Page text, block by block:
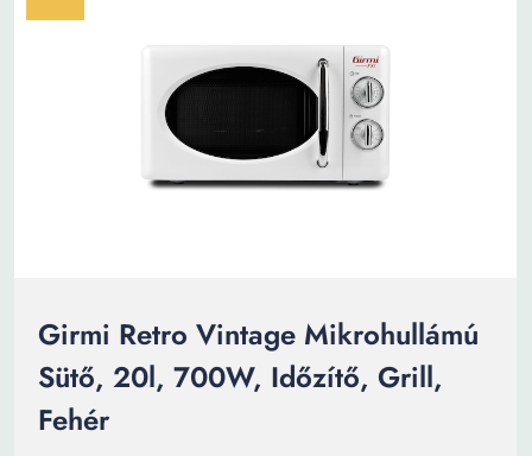
Girmi Retro Vintage Mikrohullámú
Sütő, 20l, 700W, Időzítő, Grill,
Fehér